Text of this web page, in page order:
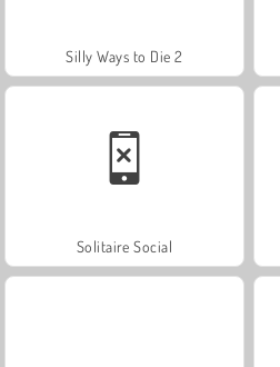
Silly Ways to Die 2
Solitaire Social